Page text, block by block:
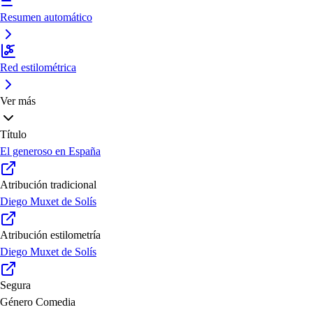
Resumen automático
Red estilométrica
Ver más
Título
El generoso en España
Atribución tradicional
Diego Muxet de Solís
Atribución estilometría
Diego Muxet de Solís
Segura
Género Comedia